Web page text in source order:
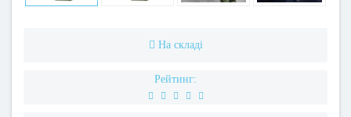
На складі
Рейтинг: